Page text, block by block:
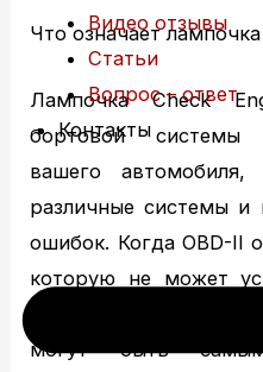
Видео отзывы
Статьи
Вопрос – ответ
Контакты
Что означает
Лампочка Check
бортовой системы
вашего автомобиля,
различные системы и
ошибок. Когда OBD-II
которую не может
могут быть